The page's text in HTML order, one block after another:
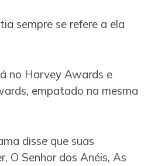
sempre se refere a ela
no Harvey Awards e
empatado na mesma
disse que suas
O Senhor dos Anéis, As